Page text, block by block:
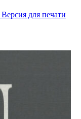
Версия для печати